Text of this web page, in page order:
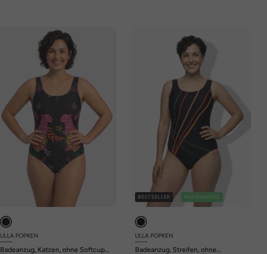
ULLA POPKEN
Badeanzug, Katzen, ohne Softcups,
BESTSELLER NACHHALTIG
ULLA POPKEN
Badeanzug, Streifen, ohne